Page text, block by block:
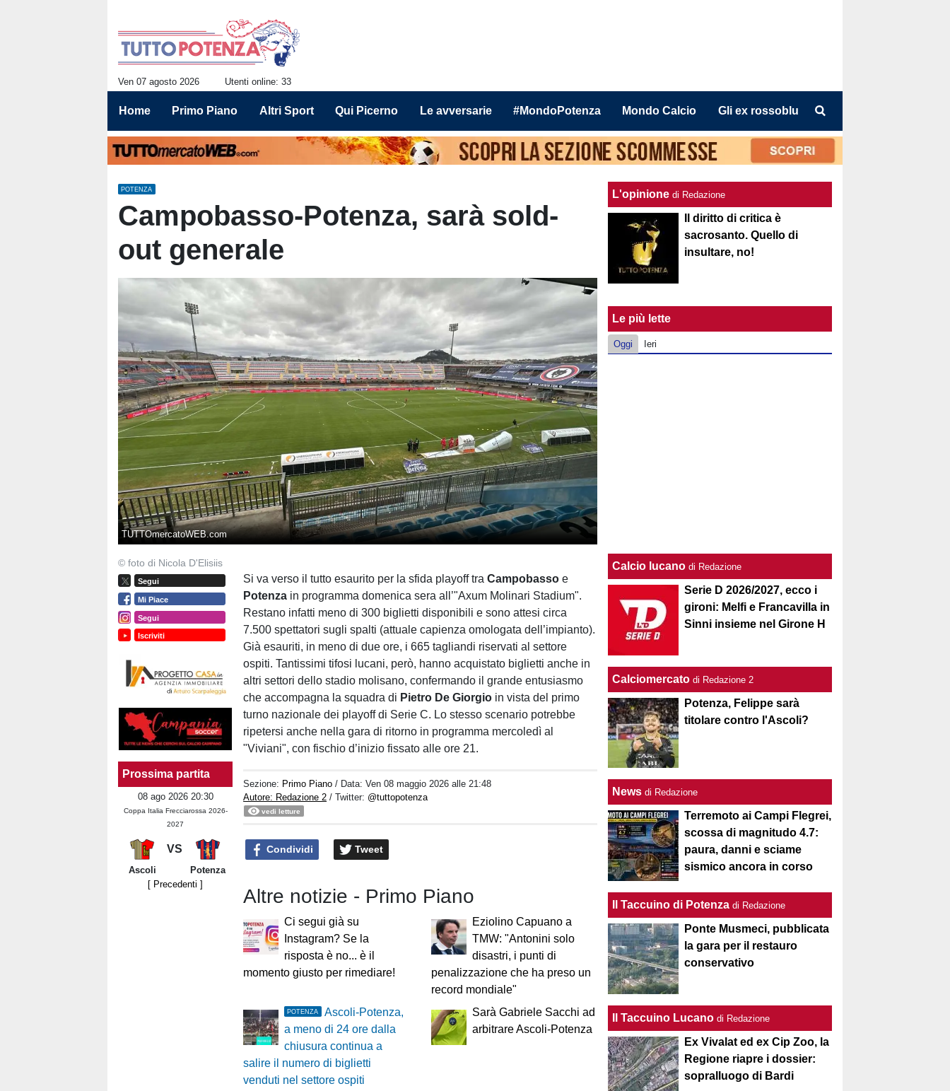
Ven 07 agosto 2026 Utenti online: 33
Home Primo Piano Altri Sport Qui Picerno Le avversarie #MondoPotenza Mondo Calcio Gli ex rossoblu
POTENZA
Campobasso-Potenza, sarà sold-
out generale
TUTTOmercatoWEB.com
© foto di Nicola D'Elisiis
Segui
Mi Piace
Segui
Iscriviti
Prossima partita
08 ago 2026 20:30
Coppa Italia Frecciarossa 2026-
2027
VS
Ascoli
Potenza
[ Precedenti ]
Si va verso il tutto esaurito per la sfida playoff traCampobasso e
Potenza in programma domenica sera all’"Axum Molinari Stadium".
Restano infatti meno di 300 biglietti disponibili e sono attesi circa
7.500 spettatori sugli spalti (attuale capienza omologata dell’impianto).
Già esauriti, in meno di due ore, i 665 tagliandi riservati al settore
ospiti. Tantissimi tifosi lucani, però, hanno acquistato biglietti anche in
altri settori dello stadio molisano, confermando il grande entusiasmo
che accompagna la squadra di Pietro De Giorgio in vista del primo
turno nazionale dei playoff di Serie C. Lo stesso scenario potrebbe
ripetersi anche nella gara di ritorno in programma mercoledì al
"Viviani", con fischio d’inizio fissato alle ore 21.
Sezione: Primo Piano / Data:Ven 08 maggio 2026 alle 21:48
Autore: Redazione 2 / Twitter: @tuttopotenza
vedi letture
Condividi Tweet
Altre notizie - Primo Piano
Ci segui già su
Instagram? Se la
risposta è no... è il
momento giusto per rimediare!
Eziolino Capuano a
TMW: "Antonini solo
disastri, i punti di
penalizzazione che ha preso un
record mondiale"
POTENZA
Ascoli-Potenza,
a meno di 24 ore dalla
chiusura continua a
salire il numero di biglietti
venduti nel settore ospiti
Sarà Gabriele Sacchi ad
arbitrare Ascoli-Potenza
L'opinione di Redazione
Il diritto di critica è
sacrosanto. Quello di
insultare, no!
Le più lette
Oggi Ieri
Calcio lucanodi Redazione
Serie D 2026/2027, ecco i
gironi: Melfi e Francavilla in
Sinni insieme nel Girone H
Calciomercato di Redazione 2
Potenza, Felippe sarà
titolare contro l'Ascoli?
News di Redazione
Terremoto ai Campi Flegrei,
scossa di magnitudo 4.7:
paura, danni e sciame
sismico ancora in corso
Il Taccuino di Potenza di Redazione
Ponte Musmeci, pubblicata
la gara per il restauro
conservativo
Il Taccuino Lucano di Redazione
Ex Vivalat ed ex Cip Zoo, la
Regione riapre i dossier:
sopralluogo di Bardi